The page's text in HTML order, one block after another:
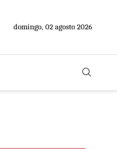
domingo, 02 agosto 2026